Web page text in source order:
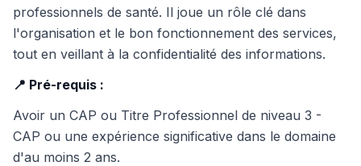
professionnels de santé. Il joue un rôle clé dans
l'organisation et le bon fonctionnement des services,
tout en veillant à la confidentialité des informations.
📍 Pré-requis :
Avoir un CAP ou Titre Professionnel de niveau 3 -
CAP ou une expérience significative dans le domaine
d'au moins 2 ans.